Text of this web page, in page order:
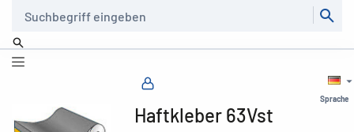
Sprache
Haftkleber 63Vst